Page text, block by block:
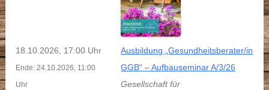
18.10.2026, 17:00 Uhr
Ende: 24.10.2026, 11:00
Uhr
Ausbildung „Gesundheitsberater/in
GGB“ – Aufbauseminar A/3/26
Gesellschaft für